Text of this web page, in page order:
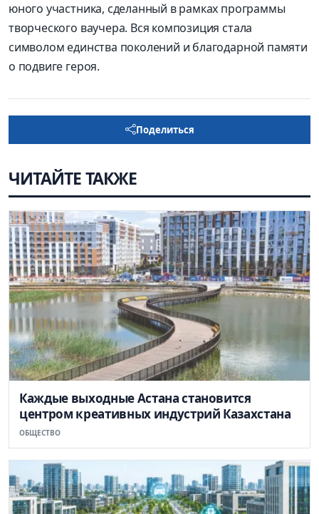
юного участника, сделанный в рамках программы
творческого ваучера. Вся композиция стала
символом единства поколений и благодарной памяти
о подвиге героя.
Поделиться
ЧИТАЙТЕ ТАКЖЕ
Каждые выходные Астана становится
центром креативных индустрий Казахстана
ОБЩЕСТВО